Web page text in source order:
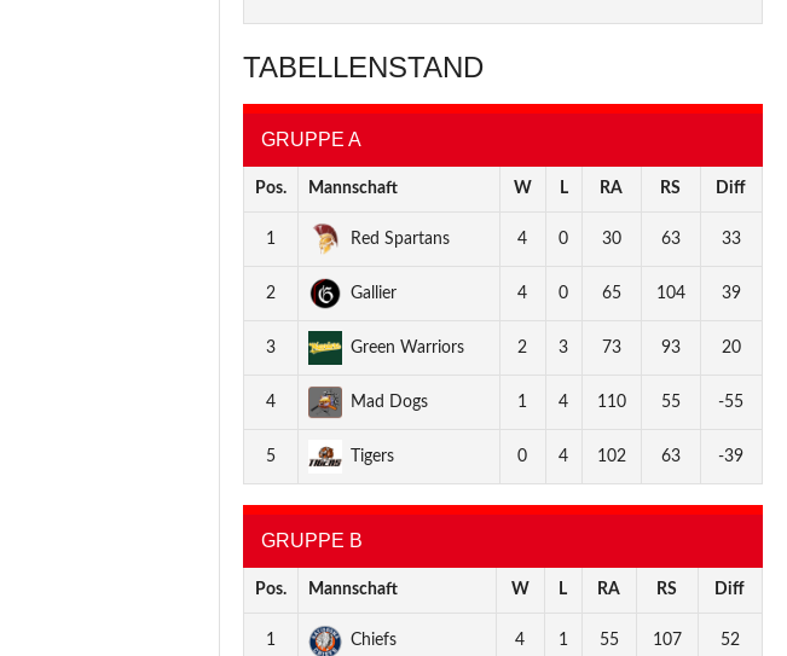
TABELLENSTAND
GRUPPE A
Pos. Mannschaft W L RA RS Diff
1 Red Spartans 4 0 30 63 33
2 Gallier 4 0 65 104 39
3 Green Warriors 2 3 73 93 20
4 Mad Dogs 1 4 110 55 -55
5 Tigers 0 4 102 63 -39
GRUPPE B
Pos. Mannschaft W L RA RS Diff
1 Chiefs 4 1 55 107 52